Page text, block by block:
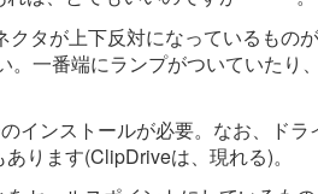
クタが上下反対になっているもの
一番端にランプがついていたり
インストールが必要。なお、ド
ります(ClipDriveは、現れる)。